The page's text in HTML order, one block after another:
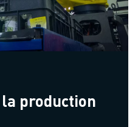
production